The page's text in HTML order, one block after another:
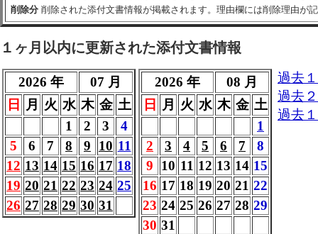
削除分 削除された添付文書情報が掲載されます。理由欄には削除理由が
１ヶ月以内に更新された添付文書情報
2026 年
07 月
日
月 火 水 木 金 土
1
2 3
4
5
6 7 8 9 10 11
12 13 14 15 16 17 18
19 20 21 22 23 24 25
26 27 28 29 30 31
2026 年
08 月
日
月 火 水 木 金 土
1
2
3 4 5 6 7
8
9
10 11 12 13 14 15
16 17 18 19 20 21 22
23 24 25 26 27 28 29
30 31
過去
過去
過去